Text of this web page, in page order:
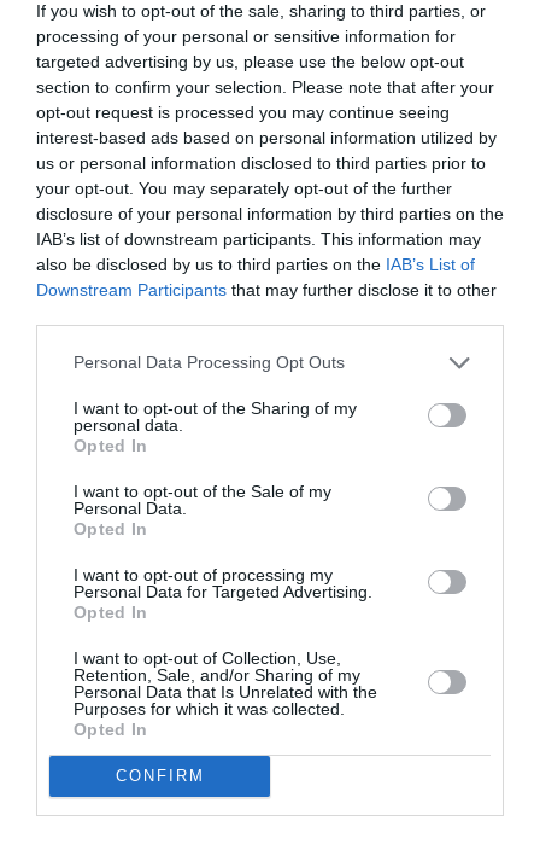
If you wish to opt-out of the sale, sharing to third parties, or
processing of your personal or sensitive information for
targeted advertising by us, please use the below opt-out
section to confirm your selection. Please note that after your
opt-out request is processed you may continue seeing
interest-based ads based on personal information utilized by
us or personal information disclosed to third parties prior to
your opt-out. You may separately opt-out of the further
disclosure of your personal information by third parties on the
IAB’s list of downstream participants. This information may
also be disclosed by us to third parties on the IAB’s List of
Downstream Participants that may further disclose it to other
Personal Data Processing Opt Outs
I want to opt-out of the Sharing of my
personal data.
Opted In
I want to opt-out of the Sale of my
Personal Data.
Opted In
I want to opt-out of processing my
Personal Data for Targeted Advertising.
Opted In
I want to opt-out of Collection, Use,
Retention, Sale, and/or Sharing of my
Personal Data that Is Unrelated with the
Purposes for which it was collected.
Opted In
CONFIRM
milion de oameni.
„În alte ţări, aceste probleme s-au rezolvat în ultimele
decenii cu ajutorul imigranţilor. Polonia a importat
anul trecut un milion de lucrători ucraineni. Cred că şi
România trebuie să se uite cu foarte multă atenţie
de unde poate atrage forţă de muncă.
Eu nu m-aş uita atât de mult spre zonele asiatice,
spre zone cu o cultură total diferită de cea
europeană şi de cea română, în particular, ci m-aş
la Serbia de exemplu, în zona Ucraina şi de ce nu, cu
Înscrie-te pe pagina noastră de Facebook:
ROMÂNEASCĂ